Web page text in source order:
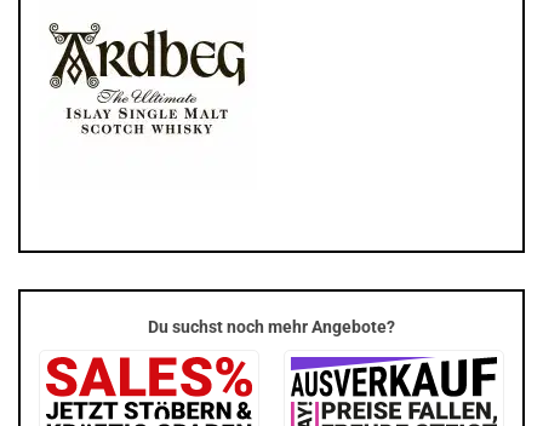
Du suchst noch mehr Angebote?